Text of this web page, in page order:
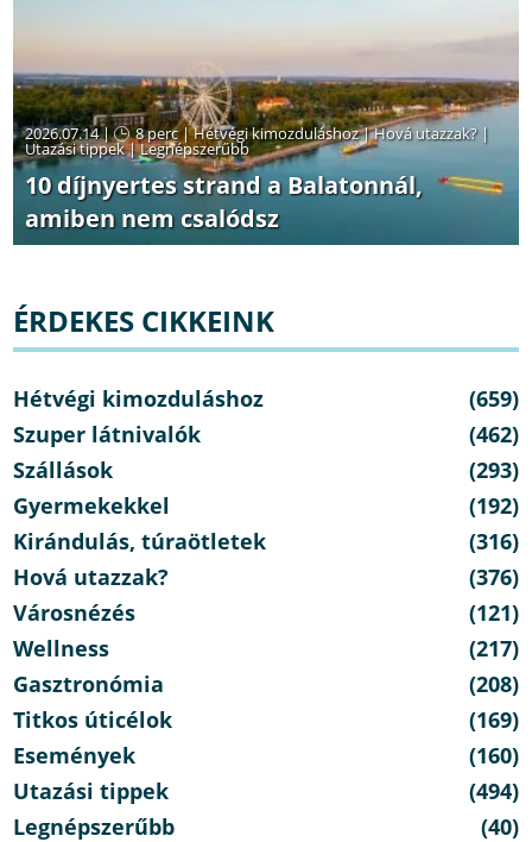
2026.07.14 | 8 perc|Hétvégi kimozduláshoz|Hová utazzak? |
Utazási tippek|Legnépszerűbb
10 díjnyertes strand a Balatonnál,
amiben nem csalódsz
ÉRDEKES CIKKEINK
Hétvégi kimozduláshoz
(659)
Szuper látnivalók
(462)
Szállások
(293)
Gyermekekkel
(192)
Kirándulás, túraötletek
(316)
Hová utazzak?
(376)
Városnézés
(121)
Wellness
(217)
Gasztronómia
(208)
Titkos úticélok
(169)
Események
(160)
Utazási tippek
(494)
Legnépszerűbb
(40)